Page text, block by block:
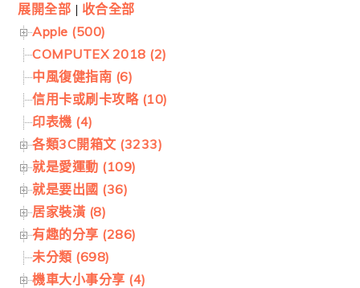
展開全部 | 收合全部
Apple (500)
COMPUTEX 2018 (2)
中風復健指南 (6)
信用卡或刷卡攻略 (10)
印表機 (4)
各類3C開箱文 (3233)
就是愛運動 (109)
就是要出國 (36)
居家裝潢 (8)
有趣的分享 (286)
未分類 (698)
機車大小事分享 (4)